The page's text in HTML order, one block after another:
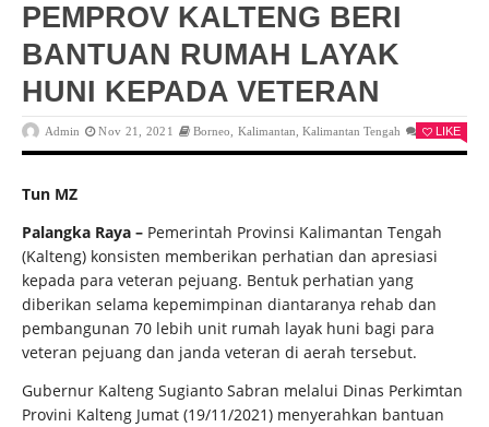
PEMPROV KALTENG BERI
BANTUAN RUMAH LAYAK
HUNI KEPADA VETERAN
Admin Nov 21, 2021 Borneo, Kalimantan,Kalimantan Tengah 0 LIKE
Tun MZ
Palangka Raya – Pemerintah Provinsi Kalimantan Tengah
(Kalteng) konsisten memberikan perhatian dan apresiasi
kepada para veteran pejuang. Bentuk perhatian yang
diberikan selama kepemimpinan diantaranya rehab dan
pembangunan 70 lebih unit rumah layak huni bagi para
veteran pejuang dan janda veteran di aerah tersebut.
Gubernur Kalteng Sugianto Sabran melalui Dinas Perkimtan
Provini Kalteng Jumat (19/11/2021) menyerahkan bantuan